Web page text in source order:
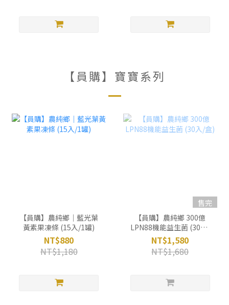
【員購】寶寶系列
【員購】農純鄉｜藍光葉
黃素果凍條 (15入/1罐)
NT$880
NT$1,180
售完
【員購】農純鄉 300億
LPN88機能益生菌 (30入/
盒)
NT$1,580
NT$1,680